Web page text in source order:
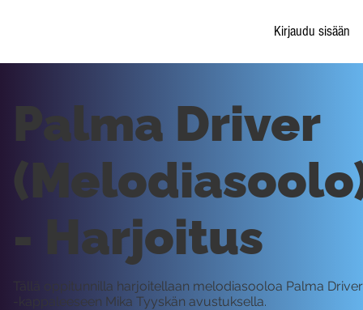
Kirjaudu sisään
Palma Driver
- Harjoitus
Tällä oppitunnilla harjoitellaan melodiasooloa Palma Driver
-kappaleeseen Mika Tyyskän avustuksella.